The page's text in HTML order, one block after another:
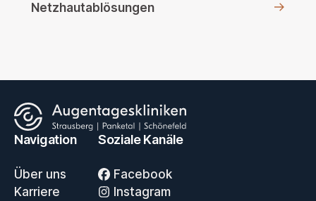
Netzhautablösungen
Navigation
Über uns
Karriere
Soziale Kanäle
Facebook
Instagram